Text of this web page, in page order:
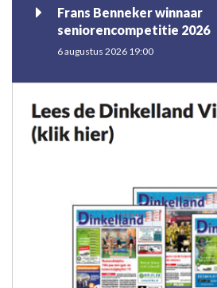
Frans Benneker winnaar
seniorencompetitie 2026
6 augustus 2026 19:00